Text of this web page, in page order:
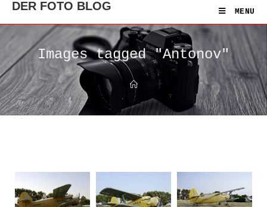
DER FOTO BLOG MENU
Images tagged "Antonov"